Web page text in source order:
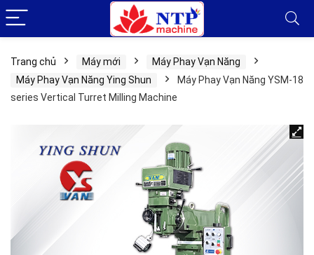
Trang chủ Máy mới
Máy Phay Vạn Năng
Máy Phay Vạn Năng Ying Shun
Máy Phay Vạn Năng YSM-18
series Vertical Turret Milling Machine